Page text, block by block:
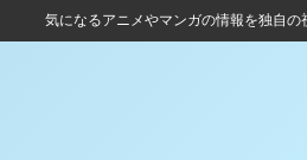
気になるアニメやマンガの情報を独自の